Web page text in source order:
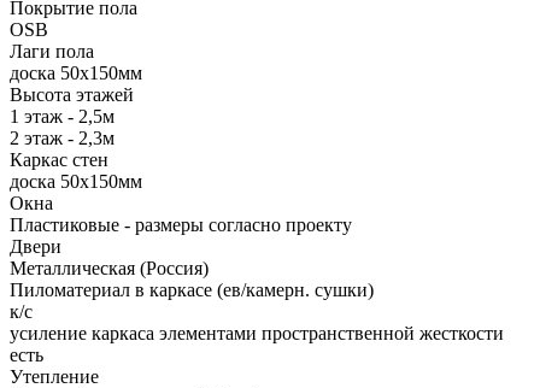
Покрытие пола
ОSB
Лаги пола
доска 50х150мм
Высота этажей
1 этаж - 2,5м
2 этаж - 2,3м
Каркас стен
доска 50х150мм
Окна
Пластиковые - размеры согласно проекту
Двери
Металлическая (Россия)
Пиломатериал в каркасе (ев/камерн. сушки)
к/с
усиление каркаса элементами пространственной жесткости
есть
Утепление